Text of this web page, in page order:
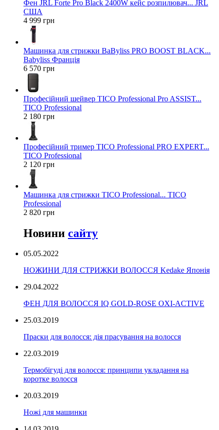
Фен JRL Forte Pro Black 2400W кейс розпилювач... JRL
США
4 999 грн
Машинка для стрижки BaByliss PRO BOOST BLACK...
Babyliss Франція
6 570 грн
Професійний шейвер TICO Professional Pro ASSIST...
TICO Professional
2 180 грн
Професійний тример TICO Professional PRO EXPERT...
TICO Professional
2 120 грн
Машинка для стрижки TICO Professional... TICO
Professional
2 820 грн
Новини сайту
05.05.2022
НОЖИНИ ДЛЯ СТРИЖКИ ВОЛОССЯ Kedake Японія
29.04.2022
ФЕН ДЛЯ ВОЛОССЯ IQ GOLD-ROSE OXI-ACTIVE
25.03.2019
Праски для волосся: дія прасування на волосся
22.03.2019
Термобігуді для волосся: принципи укладання на
коротке волосся
20.03.2019
Ножі для машинки